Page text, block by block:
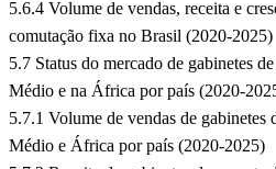
5.6.4 Volume de vendas, receita e
comutação fixa no Brasil (2020-2025)
5.7 Status do mercado de gabinetes
Médio e na África por país (2020-
5.7.1 Volume de vendas de
Médio e África por país (2020-2025)